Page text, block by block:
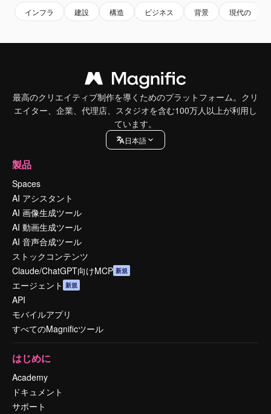
インフラ 建設 構造 ビジネス 背景 現代の
最高のクリエイティブ制作を導くためのプラットフォーム。クリ
エイター、企業、代理店、スタジオを含む100万人以上が利用し
ています。
日本語
製品
Spaces
AI アシスタント
AI 画像生成ツール
AI 動画生成ツール
AI 音声合成ツール
ストックコンテンツ
Claude/ChatGPT向けMCP 新規
エージェント 新規
API
モバイルアプリ
すべてのMagnificツール
はじめに
Academy
ドキュメント
サポート